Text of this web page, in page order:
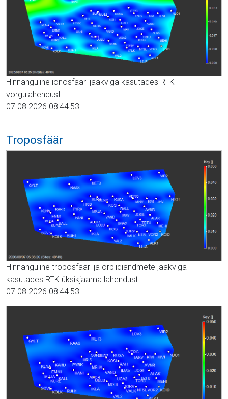
Hinnanguline ionosfääri jääkviga kasutades RTK
võrgulahendust
07.08.2026 08:44:53
Troposfäär
Hinnanguline troposfääri ja orbiidiandmete jääkviga
kasutades RTK üksikjaama lahendust
07.08.2026 08:44:53